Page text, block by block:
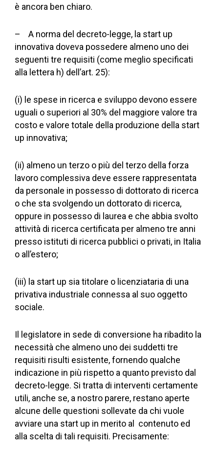
è ancora ben chiaro.
– A norma del decreto-legge, la start up
innovativa doveva possedere almeno uno dei
seguenti tre requisiti (come meglio specificati
alla lettera h) dell’art. 25):
(i) le spese in ricerca e sviluppo devono essere
uguali o superiori al 30% del maggiore valore tra
costo e valore totale della produzione della start
up innovativa;
(ii) almeno un terzo o più del terzo della forza
lavoro complessiva deve essere rappresentata
da personale in possesso di dottorato di ricerca
o che sta svolgendo un dottorato di ricerca,
oppure in possesso di laurea e che abbia svolto
attività di ricerca certificata per almeno tre anni
presso istituti di ricerca pubblici o privati, in Italia
o all’estero;
(iii) la start up sia titolare o licenziataria di una
privativa industriale connessa al suo oggetto
sociale.
Il legislatore in sede di conversione ha ribadito la
necessità che almeno uno dei suddetti tre
requisiti risulti esistente, fornendo qualche
indicazione in più rispetto a quanto previsto dal
decreto-legge. Si tratta di interventi certamente
utili, anche se, a nostro parere, restano aperte
alcune delle questioni sollevate da chi vuole
avviare una start up in merito al contenuto ed
alla scelta di tali requisiti. Precisamente: